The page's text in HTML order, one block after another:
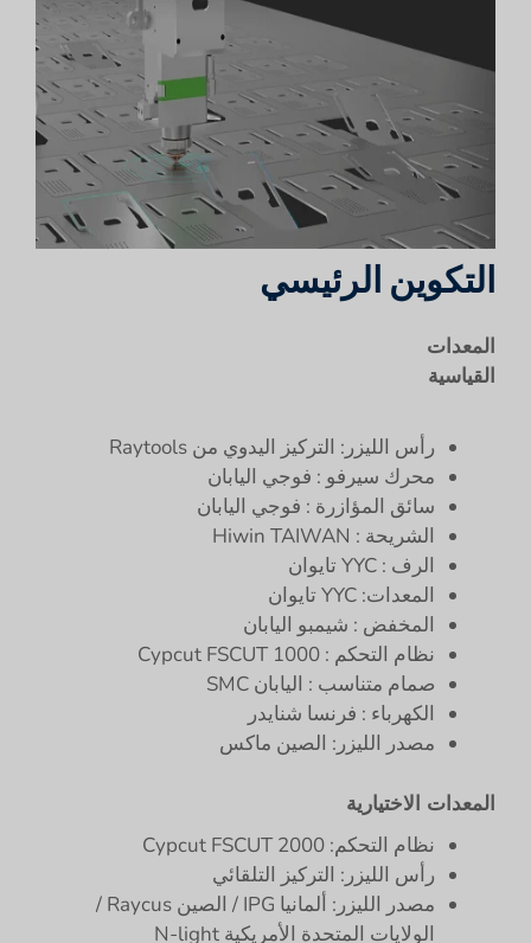
التكوين الرئيسي
المعدات
القياسية
رأس الليزر: التركيز اليدوي من Raytools
محرك سيرفو : فوجي اليابان
سائق المؤازرة : فوجي اليابان
الشريحة : Hiwin TAIWAN
الرف : YYC تايوان
المعدات: YYC تايوان
المخفض : شيمبو اليابان
نظام التحكم : Cypcut FSCUT 1000
صمام متناسب : اليابان SMC
الكهرباء : فرنسا شنايدر
مصدر الليزر: الصين ماكس
المعدات الاختيارية
نظام التحكم: Cypcut FSCUT 2000
رأس الليزر: التركيز التلقائي
مصدر الليزر: ألمانيا IPG / الصين Raycus /
الولايات المتحدة الأمريكية N-light